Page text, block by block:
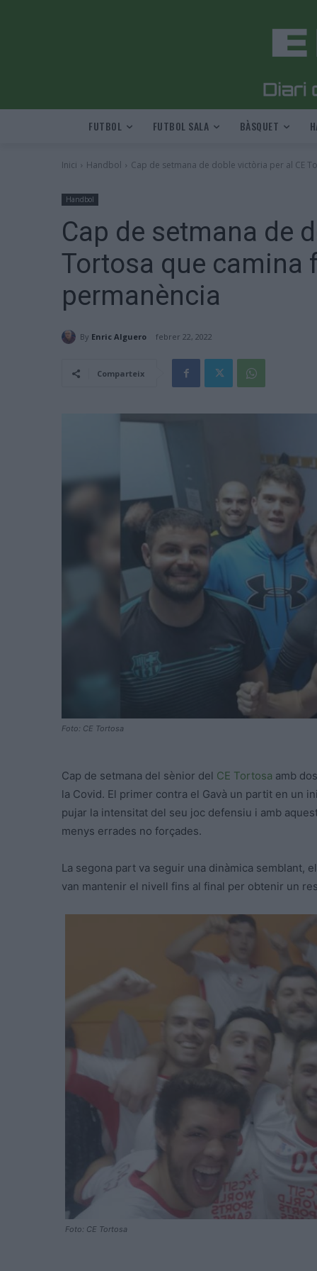
FUTBOL FUTBOL SALA BÀSQUET
Inici Handbol Cap de setmana de doble victòria per al CE
Handbol
Cap de setmana de
Tortosa que camina
permanència
By Enric Alguero febrer 22, 2022
Comparteix
Foto: CE Tortosa
Cap de setmana del sènior del CE Tortosa amb
la Covid. El primer contra el Gavà un partit en un
pujar la intensitat del seu joc defensiu i amb
menys errades no forçades.
La segona part va seguir una dinàmica semblant,
van mantenir el nivell fins al final per obtenir un
Foto: CE Tortosa